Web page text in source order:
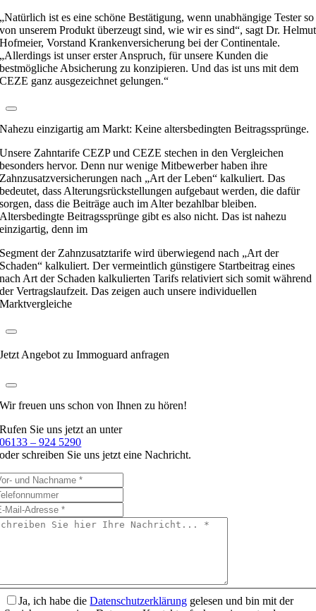
„Natürlich ist es eine schöne Bestätigung, wenn unabhängige Tester so
von unserem Produkt überzeugt sind, wie wir es sind“, sagt Dr. Helmut
Hofmeier, Vorstand Krankenversicherung bei der Continentale.
„Allerdings ist unser erster Anspruch, für unsere Kunden die
bestmögliche Absicherung zu konzipieren. Und das ist uns mit dem
CEZE ganz ausgezeichnet gelungen.“
Nahezu einzigartig am Markt: Keine altersbedingten Beitragssprünge.
Unsere Zahntarife CEZP und CEZE stechen in den Vergleichen
besonders hervor. Denn nur wenige Mitbewerber haben ihre
Zahnzusatzversicherungen nach „Art der Leben“ kalkuliert. Das
bedeutet, dass Alterungsrückstellungen aufgebaut werden, die dafür
sorgen, dass die Beiträge auch im Alter bezahlbar bleiben.
Altersbedingte Beitragssprünge gibt es also nicht. Das ist nahezu
einzigartig, denn im
Segment der Zahnzusatztarife wird überwiegend nach „Art der
Schaden“ kalkuliert. Der vermeintlich günstigere Startbeitrag eines
nach Art der Schaden kalkulierten Tarifs relativiert sich somit während
der Vertragslaufzeit. Das zeigen auch unsere individuellen
Marktvergleiche
Jetzt Angebot zu Immoguard anfragen
Wir freuen uns schonvon Ihnen zu hören!
Rufen Sie uns jetzt an unter
06133 – 924 5290
oder schreiben Sie uns jetzt eine Nachricht.
Ja, ich habe dieDatenschutzerklärung gelesen und bin mit der